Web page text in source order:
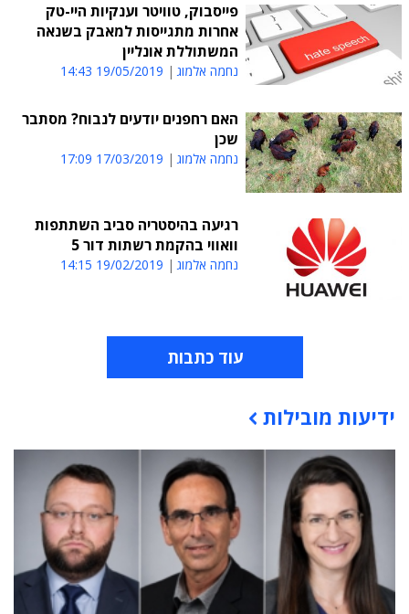
פייסבוק, טוויטר וענקיות היי-טק
אחרות מתגייסות למאבק בשנאה
המשתוללת אונליין
נחמה אלמוג 19/05/2019 14:43
האם רחפנים יודעים לנבוח? מסתבר
שכן
נחמה אלמוג 17/03/2019 17:09
רגיעה בהיסטריה סביב השתתפות
וואווי בהקמת רשתות דור 5
נחמה אלמוג 19/02/2019 14:15
עוד כתבות
תוכן פרסומי
ידיעות מובילות